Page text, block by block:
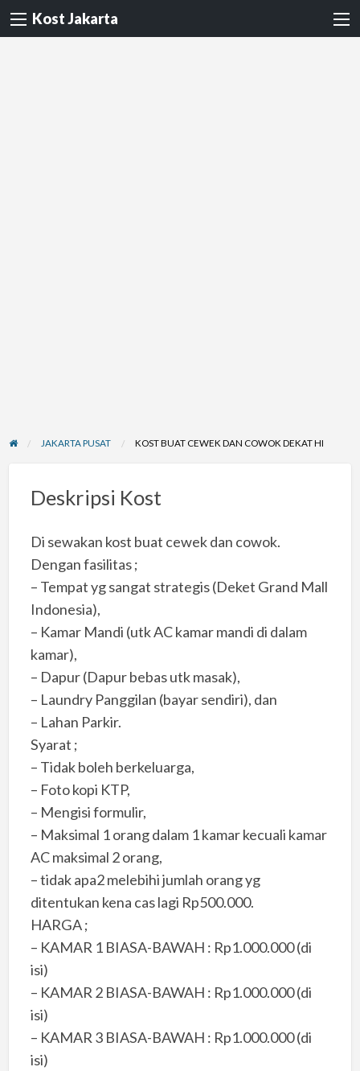
Kost Jakarta
JAKARTA PUSAT KOST BUAT CEWEK DAN COWOK DEKAT HI
Deskripsi Kost
Di sewakan kost buat cewek dan cowok.
Dengan fasilitas ;
– Tempat yg sangat strategis (Deket Grand Mall
Indonesia),
– Kamar Mandi (utk AC kamar mandi di dalam
kamar),
– Dapur (Dapur bebas utk masak),
– Laundry Panggilan (bayar sendiri), dan
– Lahan Parkir.
Syarat ;
– Tidak boleh berkeluarga,
– Foto kopi KTP,
– Mengisi formulir,
– Maksimal 1 orang dalam 1 kamar kecuali kamar
AC maksimal 2 orang,
– tidak apa2 melebihi jumlah orang yg
ditentukan kena cas lagi Rp500.000.
HARGA ;
– KAMAR 1 BIASA-BAWAH : Rp1.000.000 (di
isi)
– KAMAR 2 BIASA-BAWAH : Rp1.000.000 (di
isi)
– KAMAR 3 BIASA-BAWAH : Rp1.000.000 (di
isi)